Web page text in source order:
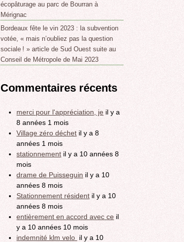
écopâturage au parc de Bourran à
Mérignac
Bordeaux fête le vin 2023 : la subvention
votée, « mais n’oubliez pas la question
sociale ! » article de Sud Ouest suite au
Conseil de Métropole de Mai 2023
Commentaires récents
merci pour l'appréciation, je il y a
8 années 1 mois
Village zéro déchet il y a 8
années 1 mois
stationnement il y a 10 années 8
mois
drame de Puisseguin il y a 10
années 8 mois
Stationnement résident il y a 10
années 8 mois
entièrement en accord avec ce il
y a 10 années 10 mois
indemnité klm velo il y a 10